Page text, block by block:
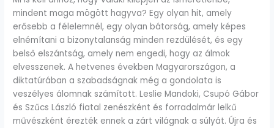
mindent maga mögött hagyva? Egy olyan hit, amely
erősebb a félelemnél, egy olyan bátorság, amely képes
elnémítani a bizonytalanság minden rezdülését, és egy
belső elszántság, amely nem engedi, hogy az álmok
elvesszenek. A hetvenes években Magyarországon, a
diktatúrában a szabadságnak még a gondolata is
veszélyes álomnak számított. Leslie Mandoki, Csupó Gábor
és Szűcs László fiatal zenészként és forradalmár lelkű
művészként érezték ennek a zárt világnak a súlyát. Újra és